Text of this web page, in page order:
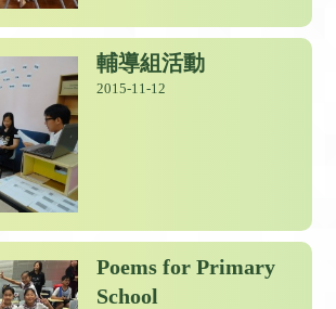
輔導組活動
2015-11-12
Poems for Primary
School